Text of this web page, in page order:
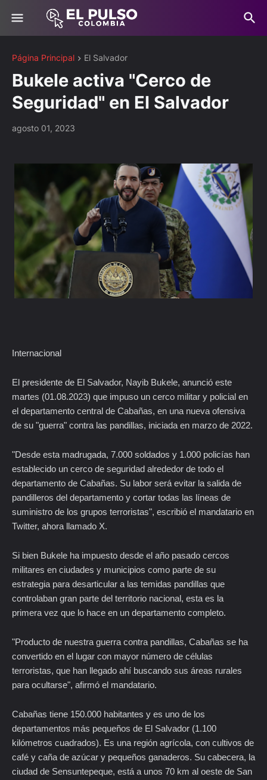
Página Principal El Salvador
Bukele activa "Cerco de
Seguridad" en El Salvador
agosto 01, 2023
Internacional
El presidente de El Salvador, Nayib Bukele, anunció este
martes (01.08.2023) que impuso un cerco militar y policial en
el departamento central de Cabañas, en una nueva ofensiva
de su "guerra" contra las pandillas, iniciada en marzo de 2022.
"Desde esta madrugada, 7.000 soldados y 1.000 policías han
establecido un cerco de seguridad alrededor de todo el
departamento de Cabañas. Su labor será evitar la salida de
pandilleros del departamento y cortar todas las líneas de
suministro de los grupos terroristas", escribió el mandatario en
Twitter, ahora llamado X.
Si bien Bukele ha impuesto desde el año pasado cercos
militares en ciudades y municipios como parte de su
estrategia para desarticular a las temidas pandillas que
controlaban gran parte del territorio nacional, esta es la
primera vez que lo hace en un departamento completo.
"Producto de nuestra guerra contra pandillas, Cabañas se ha
convertido en el lugar con mayor número de células
terroristas, que han llegado ahí buscando sus áreas rurales
para ocultarse", afirmó el mandatario.
Cabañas tiene 150.000 habitantes y es uno de los
departamentos más pequeños de El Salvador (1.100
kilómetros cuadrados). Es una región agrícola, con cultivos de
café y caña de azúcar y pequeños ganaderos. Su cabecera, la
ciudad de Sensuntepeque, está a unos 70 km al oeste de San